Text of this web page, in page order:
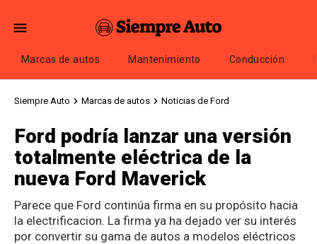
Marcas de autos Mantenimiento Conducción
Siempre Auto Marcas de autos Noticias de Ford
Ford podría lanzar una versión
totalmente eléctrica de la
nueva Ford Maverick
Parece que Ford continúa firma en su propósito hacia
la electrificacion. La firma ya ha dejado ver su interés
por convertir su gama de autos a modelos eléctricos